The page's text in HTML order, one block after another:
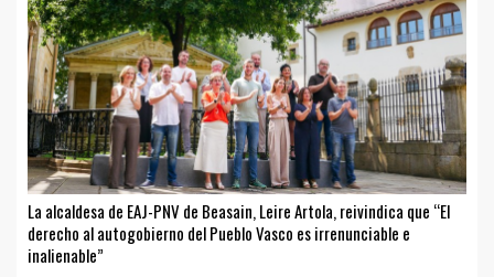
La alcaldesa de EAJ-PNV de Beasain, Leire Artola, reivindica que “El
derecho al autogobierno del Pueblo Vasco es irrenunciable e
inalienable”